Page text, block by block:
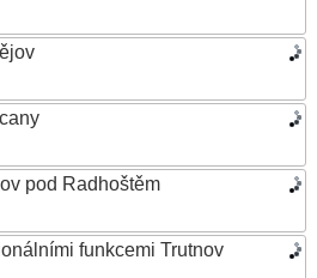
pod Radhoštěm
funkcemi Trutnov